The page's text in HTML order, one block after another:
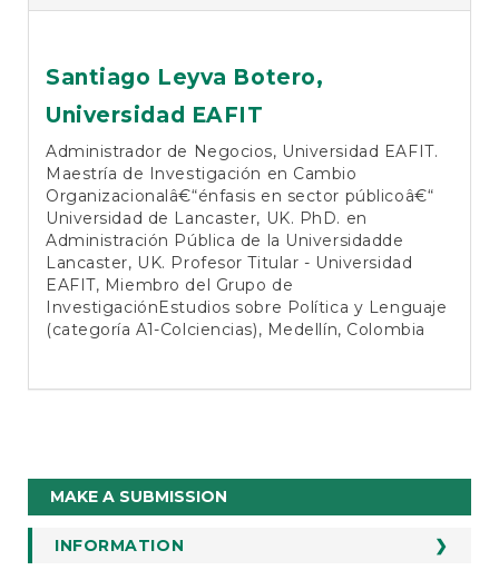
Santiago Leyva Botero,
Universidad EAFIT
Administrador de Negocios, Universidad EAFIT.
Maestría de Investigación en Cambio
Organizacionalâ€“énfasis en sector públicoâ€“
Universidad de Lancaster, UK. PhD. en
Administración Pública de la Universidadde
Lancaster, UK. Profesor Titular - Universidad
EAFIT, Miembro del Grupo de
InvestigaciónEstudios sobre Política y Lenguaje
(categoría A1-Colciencias), Medellín, Colombia
Make
a
Submission
MAKE A SUBMISSION
INFORMATION